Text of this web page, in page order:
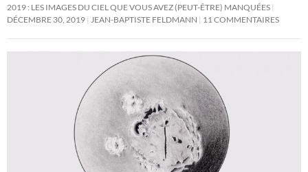
2019 : LES IMAGES DU CIEL QUE VOUS AVEZ (PEUT-ÊTRE) MANQUÉES
DÉCEMBRE 30, 2019 JEAN-BAPTISTE FELDMANN 11 COMMENTAIRES